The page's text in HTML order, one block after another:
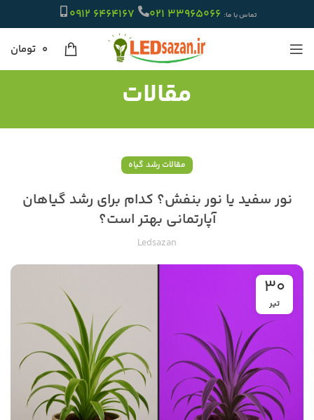
تماس با ما: 33965066 021
6464167 0912
۰ تومان
مقالات
مقالات رشد گیاه
نور سفید یا نور بنفش؟ کدام برای رشد گیاهان
آپارتمانی بهتر است؟
Ledsazan
30
تیر